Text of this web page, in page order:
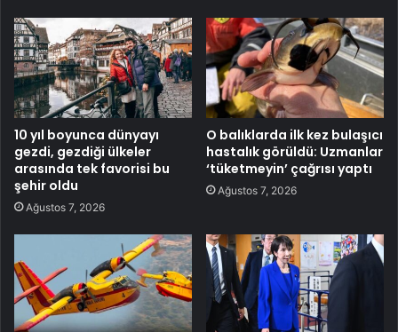
10 yıl boyunca dünyayı
gezdi, gezdiği ülkeler
arasında tek favorisi bu
şehir oldu
Ağustos 7, 2026
O balıklarda ilk kez bulaşıcı
hastalık görüldü: Uzmanlar
‘tüketmeyin’ çağrısı yaptı
Ağustos 7, 2026